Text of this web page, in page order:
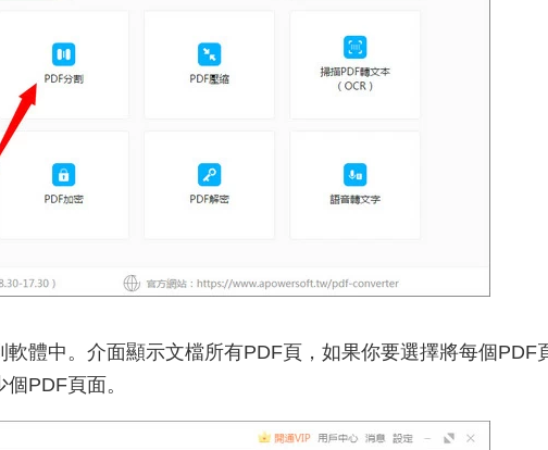
體中。介面顯示文檔所有PDF頁，如果你要選擇將每個PDF
PDF頁面。